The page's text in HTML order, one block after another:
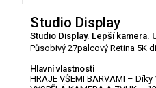
Studio Display
Studio Display. Lepší kamera.
Působivý 27palcový Retina 5K
Hlavní vlastnosti
HRAJE VŠEMI BARVAMI –